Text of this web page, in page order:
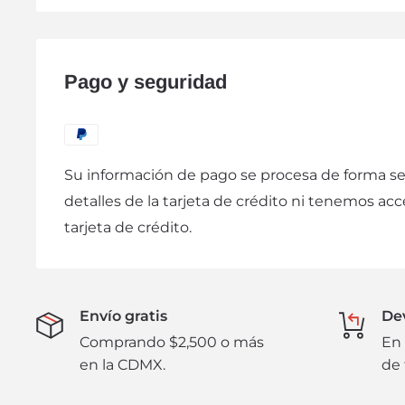
La garantía quedará inválida cuando el cliente
cualquier reclamo deberá hacerse
Los cambios físicos de mercancía se harán en
posteriores a la compra, y sólo procederán al
adecuadas condiciones y en su empaque
Pago y seguridad
Su información de pago se procesa de forma
detalles de la tarjeta de crédito ni tenemos
tarjeta de crédito.
Envío gratis
Comprando $2,500 o más
en la CDMX.
de